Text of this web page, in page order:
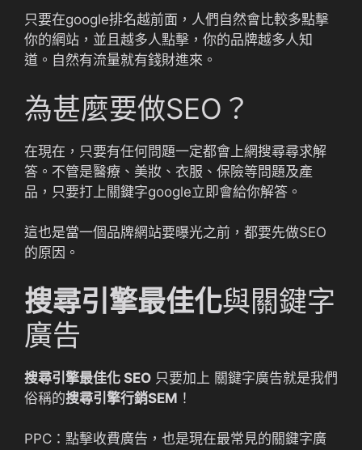
只要在google排名越前面，人們自然會比較多點擊
你的網站，並且越多人點擊，你的品牌越多人知
道。自然有流量就有錢財進來。
為甚麼要做SEO？
在現在，只要有任何問題一定都會上網搜尋尋求解
答。不管是醫療、美妝、衣服、保險等問題及產
品，只要打上關鍵字google立即會給你解答。
這也是當一個品牌網站要曝光之前，都要先做SEO
的原因。
搜尋引擎最佳化與關鍵字
廣告
搜尋引擎最佳化 SEO 只要加上 關鍵字廣告就是我們
俗稱的搜尋引擎行銷SEM ！
PPC：點擊收費廣告，也是現在最常見的關鍵字廣